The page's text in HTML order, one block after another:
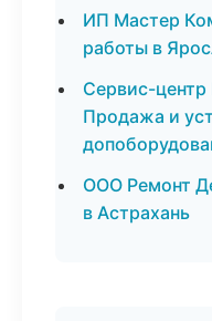
ИП Мастер
работы в
Сервис-
Продажа и
ООО Ремонт
в Астрахань